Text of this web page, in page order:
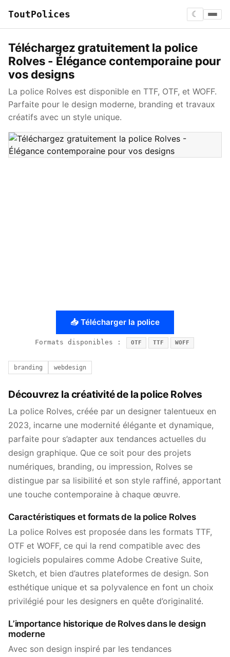
ToutPolices ☾
Téléchargez gratuitement la police
Rolves - Élégance contemporaine pour
vos designs
La police Rolves est disponible en TTF, OTF, et WOFF.
Parfaite pour le design moderne, branding et travaux
créatifs avec un style unique.
📥 Télécharger la police
Formats disponibles : OTF TTF WOFF
branding webdesign
Découvrez la créativité de la police Rolves
La police Rolves, créée par un designer talentueux en
2023, incarne une modernité élégante et dynamique,
parfaite pour s’adapter aux tendances actuelles du
design graphique. Que ce soit pour des projets
numériques, branding, ou impression, Rolves se
distingue par sa lisibilité et son style raffiné, apportant
une touche contemporaine à chaque œuvre.
Caractéristiques et formats de la police Rolves
La police Rolves est proposée dans les formats TTF,
OTF et WOFF, ce qui la rend compatible avec des
logiciels populaires comme Adobe Creative Suite,
Sketch, et bien d’autres plateformes de design. Son
esthétique unique et sa polyvalence en font un choix
privilégié pour les designers en quête d’originalité.
L’importance historique de Rolves dans le design
moderne
Avec son design inspiré par les tendances